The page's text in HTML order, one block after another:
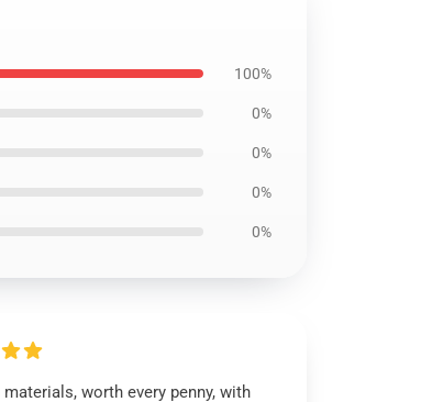
100%
0%
0%
0%
0%
materials, worth every penny, with